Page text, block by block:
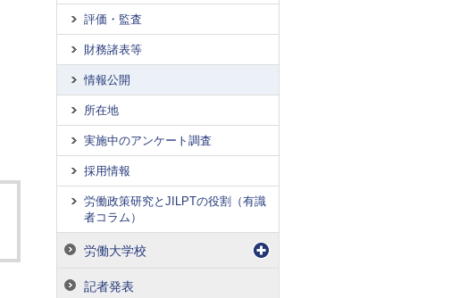
評価・監査
財務諸表等
情報公開
所在地
実施中のアンケート調査
採用情報
労働政策研究とJILPTの役割（有識
者コラム）
労働大学校
記者発表